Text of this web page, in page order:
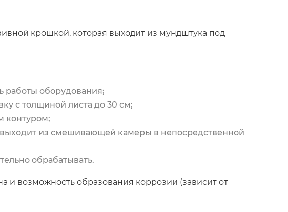
крошкой, которая выходит из мундштука под
работы оборудования;
с толщиной листа до 30 см;
контуром;
из смешивающей камеры в непосредственной
обрабатывать.
и возможность образования коррозии (зависит от